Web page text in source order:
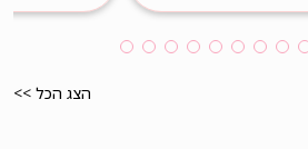
הצג הכל >>